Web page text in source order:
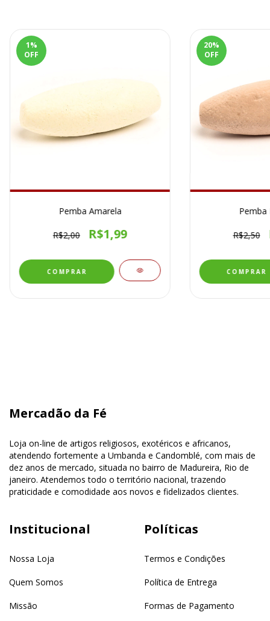
1%
OFF
Pemba Amarela
R$2,00 R$1,99
20%
OFF
R$2,50
Mercadão da Fé
Loja on-line de artigos religiosos, exotéricos e africanos,
atendendo fortemente a Umbanda e Candomblé, com mais de
dez anos de mercado, situada no bairro de Madureira, Rio de
janeiro. Atendemos todo o território nacional, trazendo
praticidade e comodidade aos novos e fidelizados clientes.
Institucional
Nossa Loja
Quem Somos
Missão
Políticas
Termos e Condições
Política de Entrega
Formas de Pagamento